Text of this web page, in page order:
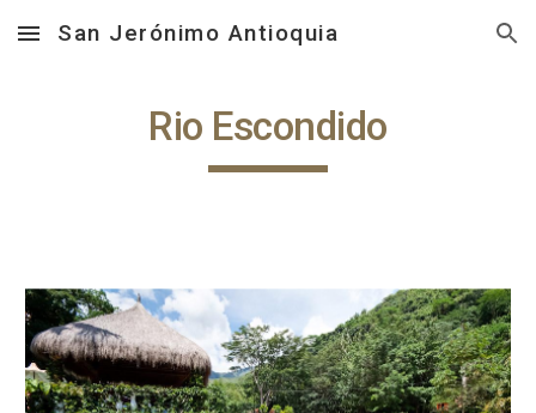
Skip to main content Skip to navigation
San Jerónimo Antioquia
Rio Escondido